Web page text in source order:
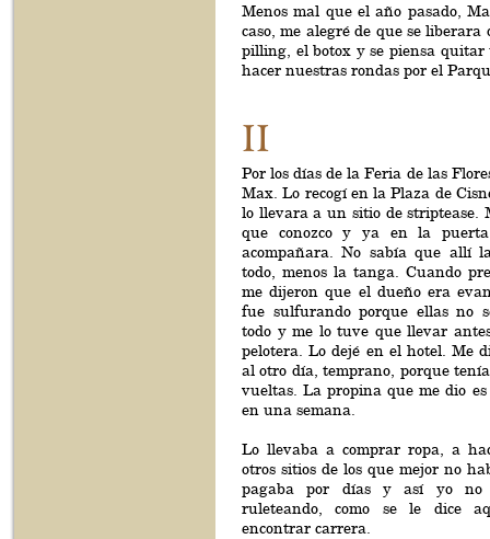
Menos mal que el año pasado,
caso, me alegré de que se
pilling, el botox y se piensa quitar
hacer nuestras rondas por el
II
Por los días de la Feria de las
Max. Lo recogí en la Plaza de
lo llevara a un sitio de striptease.
que conozco y ya en la
acompañara. No sabía que allí
todo, menos la tanga. Cuando
me dijeron que el dueño era
fue sulfurando porque ellas no
todo y me lo tuve que llevar
pelotera. Lo dejé en el hotel. Me
al otro día, temprano, porque
vueltas. La propina que me dio
en una semana.
Lo llevaba a comprar ropa, a
otros sitios de los que mejor no
pagaba por días y así yo no
ruleteando, como se le dice
encontrar carrera.